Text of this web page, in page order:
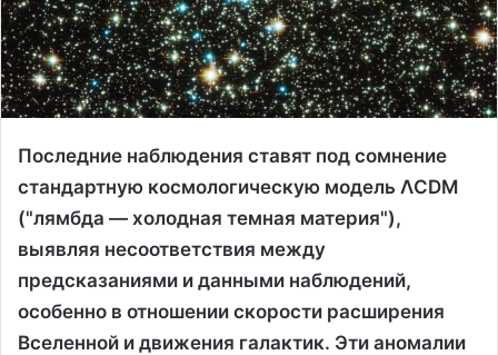
Последние наблюдения ставят под сомнение
стандартную космологическую модель ΛCDM
("лямбда — холодная темная материя"),
выявляя несоответствия между
предсказаниями и данными наблюдений,
особенно в отношении скорости расширения
Вселенной и движения галактик. Эти аномалии